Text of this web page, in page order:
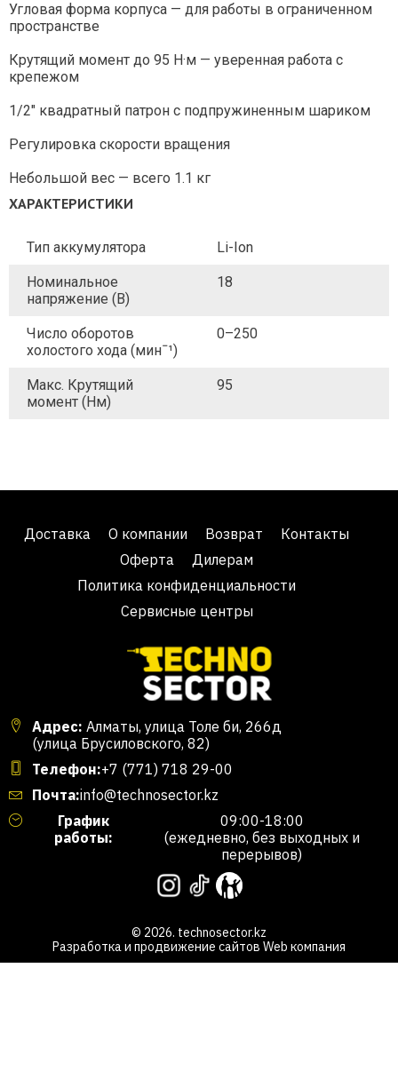
Угловая форма корпуса — для работы в ограниченном
пространстве
Крутящий момент до 95 Н·м — уверенная работа с
крепежом
1/2" квадратный патрон с подпружиненным шариком
Регулировка скорости вращения
Небольшой вес — всего 1.1 кг
ХАРАКТЕРИСТИКИ
Тип аккумулятора Li-Ion
Номинальное
напряжение (В)
18
Число оборотов
холостого хода (минˉ¹)
0–250
Макс. Крутящий
момент (Нм)
95
Доставка О компании Возврат
Контакты
Оферта
Дилерам
Политика конфиденциальности
Сервисные центры
Адрес: Алматы, улица Толе би, 266д
(улица Брусиловского, 82)
Телефон:+7 (771) 718 29-00
Почта:info@technosector.kz
График
работы:
09:00-18:00
(ежедневно, без выходных и
перерывов)
© 2026. technosector.kz
Разработка и продвижение сайтов Web компания